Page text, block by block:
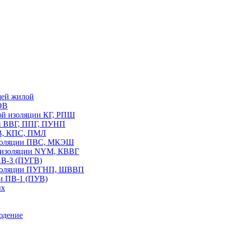
жилой
изоляции КГ, РПШ
ВВГ, ППГ, ПУНП
КПС, ПМЛ
ПВС, МКЭШ
NYM, КВВГ
3 (ПУГВ)
ПУГНП, ШВВП
ПВ-1 (ПУВ)